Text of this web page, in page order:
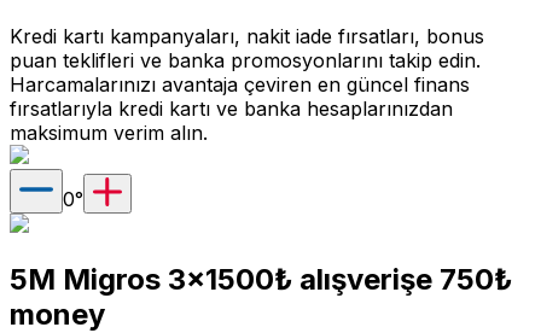
Kredi kartı kampanyaları, nakit iade fırsatları, bonus
puan teklifleri ve banka promosyonlarını takip edin.
Harcamalarınızı avantaja çeviren en güncel finans
fırsatlarıyla kredi kartı ve banka hesaplarınızdan
maksimum verim alın.
0°
5M Migros 3x1500₺ alışverişe 750₺
money